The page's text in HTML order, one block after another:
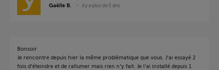
Gaëlle B. il y a plus de 5 ans
Bonsoir
Je rencontre depuis hier la même problématique que vous. J'ai essayé 2
fois d'éteindre et de rallumer mais rien n'y fait. Je l'ai installé depuis 1